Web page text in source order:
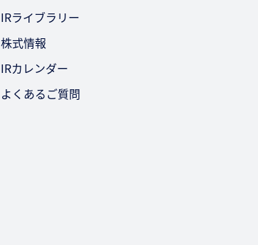
IRライブラリー
株式情報
IRカレンダー
よくあるご質問